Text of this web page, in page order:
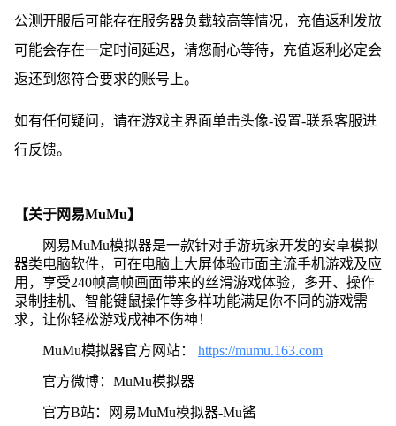
公测开服后可能存在服务器负载较高等情况，充值返利发放
可能会存在一定时间延迟，请您耐心等待，充值返利必定会
返还到您符合要求的账号上。
如有任何疑问，请在游戏主界面单击头像-设置-联系客服进
行反馈。
【关于网易MuMu】
网易MuMu模拟器是一款针对手游玩家开发的安卓模拟
器类电脑软件，可在电脑上大屏体验市面主流手机游戏及应
用，享受240帧高帧画面带来的丝滑游戏体验，多开、操作
录制挂机、智能键鼠操作等多样功能满足你不同的游戏需
求，让你轻松游戏成神不伤神！
MuMu模拟器官方网站： https://mumu.163.com
官方微博：MuMu模拟器
官方B站：网易MuMu模拟器-Mu酱